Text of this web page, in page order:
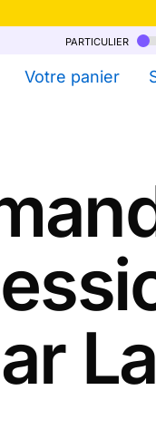
particulier
Votre panier
La